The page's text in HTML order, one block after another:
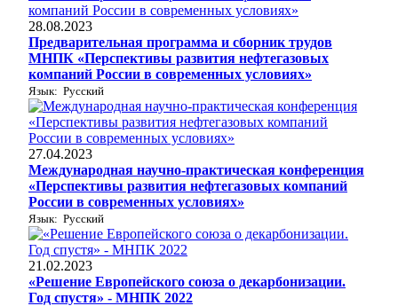
28.08.2023
Предварительная программа и сборник трудов
МНПК «Перспективы развития нефтегазовых
компаний России в современных условиях»
Язык: Русский
27.04.2023
Международная научно-практическая конференция
«Перспективы развития нефтегазовых компаний
России в современных условиях»
Язык: Русский
21.02.2023
«Решение Европейского союза о декарбонизации.
Год спустя» - МНПК 2022